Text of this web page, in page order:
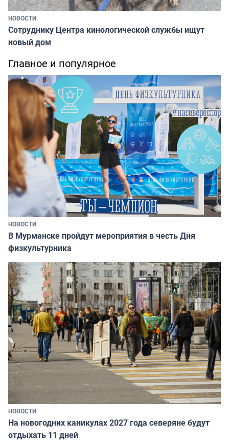
НОВОСТИ
Сотруднику Центра кинологической службы ищут
новый дом
Главное и популярное
НОВОСТИ
В Мурманске пройдут мероприятия в честь Дня
физкультурника
НОВОСТИ
На новогодних каникулах 2027 года северяне будут
отдыхать 11 дней